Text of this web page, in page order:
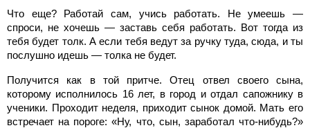
Что еще? Работай сам, учись работать. Не умеешь —
спроси, не хочешь — заставь себя работать. Вот тогда из
тебя будет толк. А если тебя ведут за ручку туда, сюда, и ты
послушно идешь — толка не будет.
Получится как в той притче. Отец отвел своего сына,
которому исполнилось 16 лет, в город и отдал сапожнику в
ученики. Проходит неделя, приходит сынок домой. Мать его
встречает на пороге: «Ну, что, сын, заработал что-нибудь?»